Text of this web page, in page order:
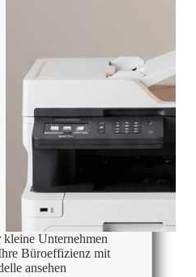
Unternehmen
Büroeffizienz mit
ansehen